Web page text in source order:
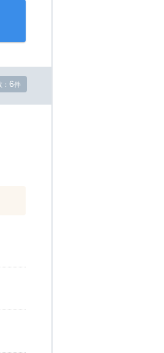
6件